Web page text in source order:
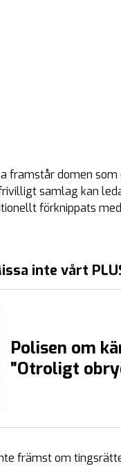
framstår domen
samlag kan
förknippats
inte vårt
Polisen om
”Otroligt
främst om